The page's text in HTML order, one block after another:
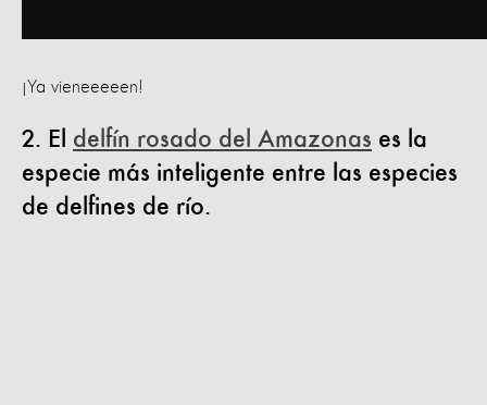
¡Ya vieneeeeen!
2. El delfín rosado del Amazonas es la
especie más inteligente entre las especies
de delfines de río.